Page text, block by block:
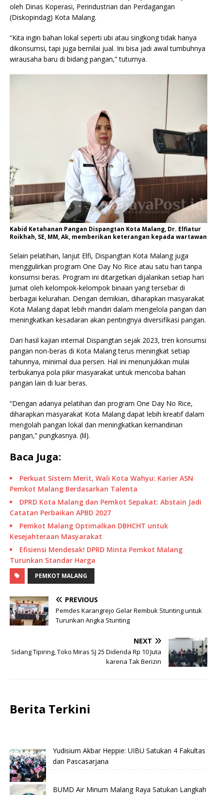
oleh Dinas Koperasi, Perindustrian dan Perdagangan
(Diskopindag) Kota Malang.
“Kita ingin bahan lokal seperti ubi atau singkong tidak hanya
dikonsumsi, tapi juga bernilai jual. Ini bisa jadi awal tumbuhnya
wirausaha baru di bidang pangan,” tuturnya.
Kabid Ketahanan Pangan Dispangtan Kota Malang, Dr. Elfiatur
Roikhah, SE, MM, Ak, memberikan keterangan kepada wartawan
Selain pelatihan, lanjut Elfi, Dispangtan Kota Malang juga
menggulirkan program One Day No Rice atau satu hari tanpa
konsumsi beras. Program ini ditargetkan dijalankan setiap hari
Jumat oleh kelompok-kelompok binaan yang tersebar di
berbagai kelurahan. Dengan demikian, diharapkan masyarakat
Kota Malang dapat lebih mandiri dalam mengelola pangan dan
meningkatkan kesadaran akan pentingnya diversifikasi pangan.
Dari hasil kajian internal Dispangtan sejak 2023, tren konsumsi
pangan non-beras di Kota Malang terus meningkat setiap
tahunnya, minimal dua persen. Hal ini menunjukkan mulai
terbukanya pola pikir masyarakat untuk mencoba bahan
pangan lain di luar beras.
“Dengan adanya pelatihan dan program One Day No Rice,
diharapkan masyarakat Kota Malang dapat lebih kreatif dalam
mengolah pangan lokal dan meningkatkan kemandirian
pangan,” pungkasnya. (lil).
Baca Juga:
Perkuat Sistem Merit, Wali Kota Wahyu: Karier ASN
Pemkot Malang Berdasarkan Talenta
DPRD Kota Malang dan Pemkot Sepakat: Abstain Jadi
Catatan Perbaikan APBD 2027
Pemkot Malang Optimalkan DBHCHT untuk
Kesejahteraan Masyarakat
Efisiensi Mendesak! DPRD Minta Pemkot Malang
Turunkan Standar Harga
PEMKOT MALANG
PREVIOUS
Pemdes Karangrejo Gelar Rembuk Stunting untuk
Turunkan Angka Stunting
NEXT
Sidang Tipiring, Toko Miras SJ 25 Didenda Rp 10 Juta
karena Tak Berizin
Berita Terkini
Yudisium Akbar Heppie: UIBU Satukan 4 Fakultas
dan Pascasarjana
BUMD Air Minum Malang Raya Satukan Langkah